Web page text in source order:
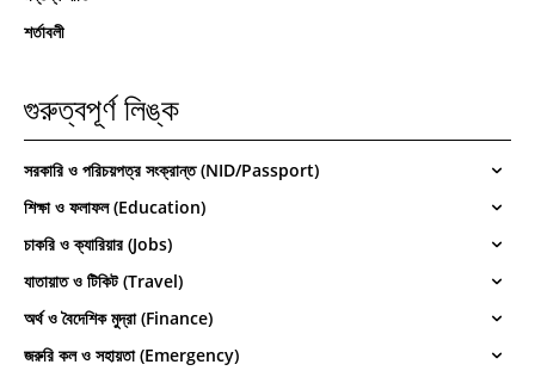
শর্তাবলী
গুরুত্বপূর্ণ লিঙ্ক
সরকারি ও পরিচয়পত্র সংক্রান্ত (NID/Passport)
শিক্ষা ও ফলাফল (Education)
চাকরি ও ক্যারিয়ার (Jobs)
যাতায়াত ও টিকিট (Travel)
অর্থ ও বৈদেশিক মুদ্রা (Finance)
জরুরি কল ও সহায়তা (Emergency)